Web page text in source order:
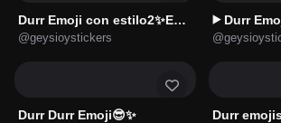
Durr Emoji con estilo2✨Emojis💅🏻
@geysioystickers
▶️ Durr Emoji
Durr Durr Emoji😎✨ Durr